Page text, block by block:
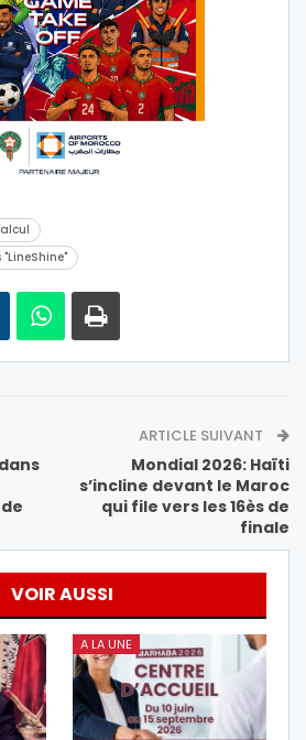
ARTICLE SUIVANT
Mondial 2026: Haïti
s’incline devant le Maroc
qui file vers les 16ès de
finale
VOIR AUSSI
A LA UNE